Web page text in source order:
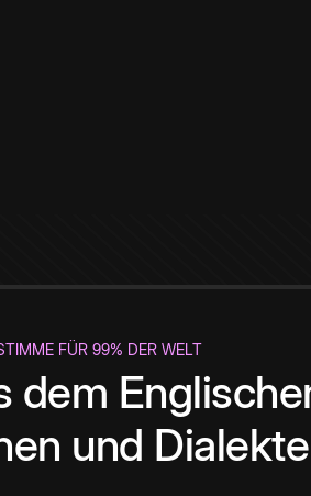
FÜR 99% DER WELT
dem
und Dialekte